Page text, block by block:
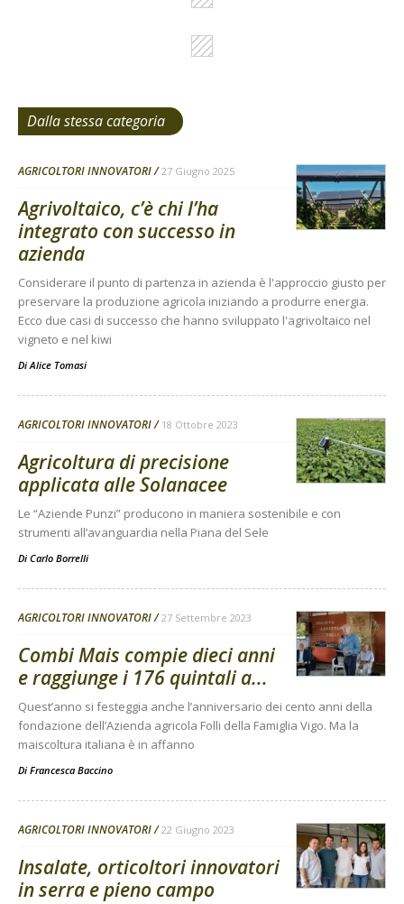
Dalla stessa categoria
AGRICOLTORI INNOVATORI 27 Giugno 2025
Agrivoltaico, c’è chi l’ha
integrato con successo in
azienda
Considerare il punto di partenza in azienda è l'approccio giusto per
preservare la produzione agricola iniziando a produrre energia.
Ecco due casi di successo che hanno sviluppato l'agrivoltaico nel
vigneto e nel kiwi
DiAlice Tomasi
AGRICOLTORI INNOVATORI 18 Ottobre 2023
Agricoltura di precisione
applicata alle Solanacee
Le “Aziende Punzi” producono in maniera sostenibile e con
strumenti all’avanguardia nella Piana del Sele
Di Carlo Borrelli
AGRICOLTORI INNOVATORI 27 Settembre 2023
Combi Mais compie dieci anni
e raggiunge i 176 quintali a...
Quest’anno si festeggia anche l’anniversario dei cento anni della
fondazione dell’Azienda agricola Folli della Famiglia Vigo. Ma la
maiscoltura italiana è in affanno
Di Francesca Baccino
AGRICOLTORI INNOVATORI 22 Giugno 2023
Insalate, orticoltori innovatori
in serra e pieno campo